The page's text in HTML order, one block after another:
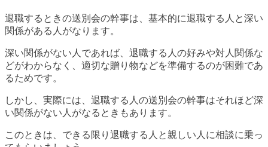
退職するときの送別会の幹事は、基本的に退職する人と深い
関係がある人がなります。
深い関係がない人であれば、退職する人の好みや対人関係な
どがわからなく、適切な贈り物などを準備するのが困難であ
るためです。
しかし、実際には、退職する人の送別会の幹事はそれほど深
い関係がない人がなるときもあります。
このときは、できる限り退職する人と親しい人に相談に乗っ